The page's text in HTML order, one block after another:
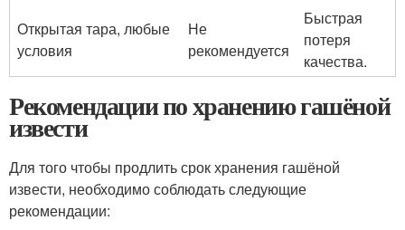
Открытая тара, любые
условия
Не
рекомендуется
Быстрая
потеря
качества.
Рекомендации по хранению гашёной
извести
Для того чтобы продлить срок хранения гашёной
извести, необходимо соблюдать следующие
рекомендации: